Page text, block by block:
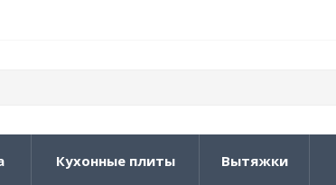
Кухонные плиты Вытяжки